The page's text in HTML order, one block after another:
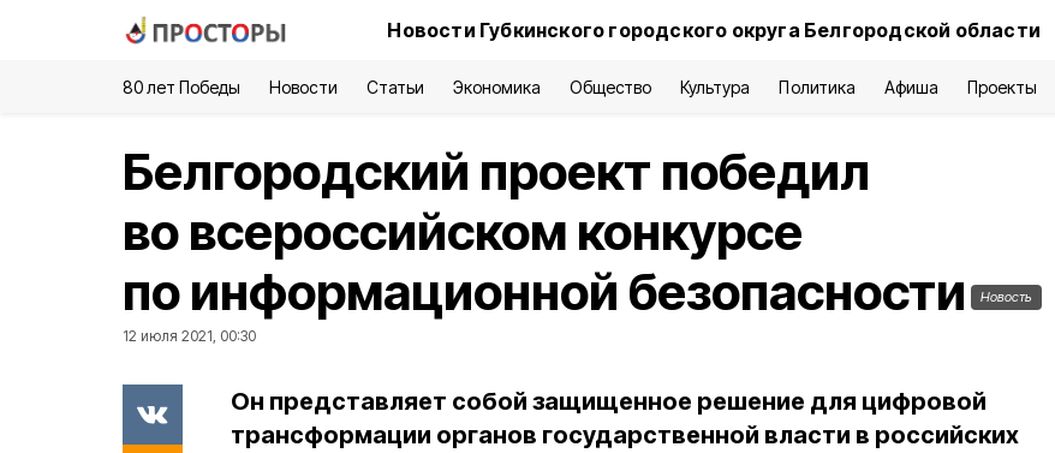
Новости Губкинского городского округа Белгородской области
80 лет Победы Новости Статьи Экономика Общество Культура Политика Афиша Проекты
Белгородский проект победил
во всероссийском конкурсе
по информационной безопасности
Новость
12 июля 2021, 00:30
Он представляет собой защищенное решение для цифровой
трансформации органов государственной власти в российских